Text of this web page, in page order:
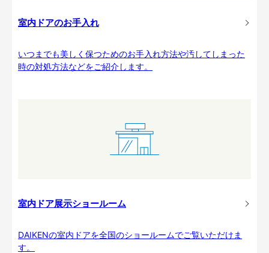
室内ドアのお手入れ
いつまでも美しく保つためのお手入れ方法や汚してしまった
時の対処方法などをご紹介します。
室内ドア展示ショールーム
DAIKENの室内ドアを全国のショールームでご覧いただけま
す。